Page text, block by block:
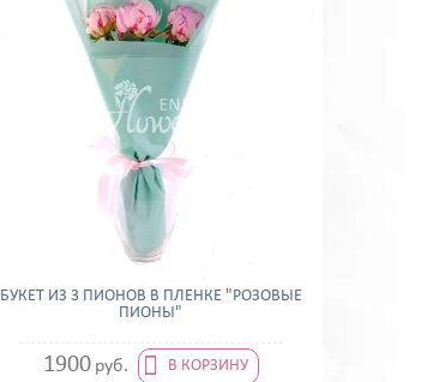
БУКЕТ ИЗ 3 ПИОНОВ В ПЛЕНКЕ "РОЗОВЫЕ
ПИОНЫ"
1900 руб.  В КОРЗИНУ